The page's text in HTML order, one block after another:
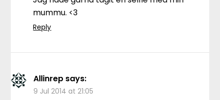
mummu. <3
Reply
Allinrep says:
9 Jul 2014 at 21:05